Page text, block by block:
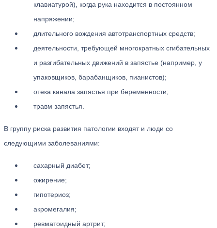
клавиатурой), когда рука находится в постоянном
напряжении;
длительного вождения автотранспортных средств;
деятельности, требующей многократных сгибательных
и разгибательных движений в запястье (например, у
упаковщиков, барабанщиков, пианистов);
отека канала запястья при беременности;
травм запястья.
В группу риска развития патологии входят и люди со
следующими заболеваниями:
сахарный диабет;
ожирение;
гипотериоз;
акромегалия;
ревматоидный артрит;